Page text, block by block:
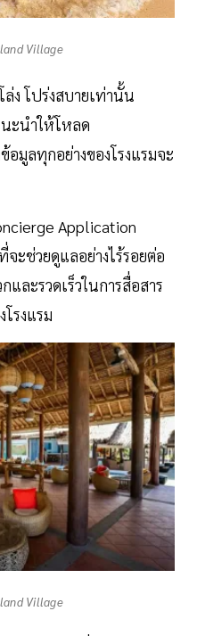
Village
ง โปร่งสบายเท่านั้น
นะนำให้โหลด
มูลทุกอย่างของโรงแรมจะ
Application
ะช่วยดูแลอย่างไร้รอยต่อ
ละรวดเร็วในการสื่อสาร
รงแรม
Village